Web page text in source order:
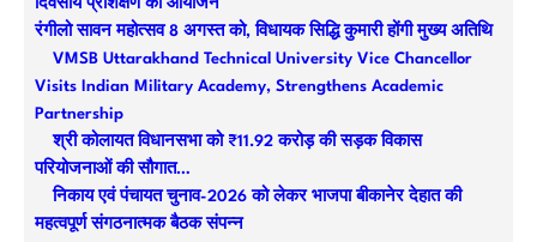
h
दिवसीय प्रशिक्षण का आयोजन
रंगीलो सावन महोत्सव 8 अगस्त को, विधायक सिद्धि कुमारी होंगी मुख्य अतिथि
VMSB Uttarakhand Technical University Vice Chancellor
Visits Indian Military Academy, Strengthens Academic
Partnership
श्री कोलायत विधानसभा को ₹11.92 करोड़ की सड़क विकास
परियोजनाओं की सौगात…
निकाय एवं पंचायत चुनाव-2026 को लेकर भाजपा बीकानेर देहात की
महत्वपूर्ण संगठनात्मक बैठक संपन्न